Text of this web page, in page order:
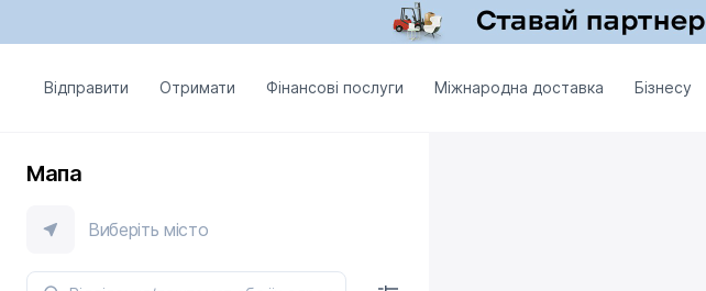
Відправити Отримати Фінансові послуги Міжнародна доставка Бізнесу
Мапа
Виберіть місто